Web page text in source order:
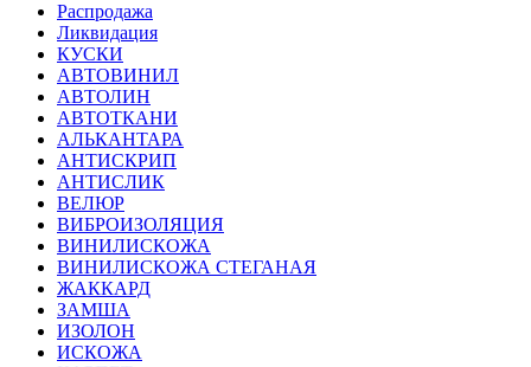
Распродажа
Ликвидация
КУСКИ
АВТОВИНИЛ
АВТОЛИН
АВТОТКАНИ
АЛЬКАНТАРА
АНТИСКРИП
АНТИСЛИК
ВЕЛЮР
ВИБРОИЗОЛЯЦИЯ
ВИНИЛИСКОЖА
ВИНИЛИСКОЖА СТЕГАНАЯ
ЖАККАРД
ЗАМША
ИЗОЛОН
ИСКОЖА